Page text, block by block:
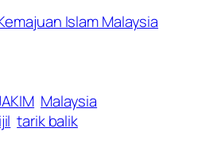
Islam Malaysia
Malaysia
tarik balik